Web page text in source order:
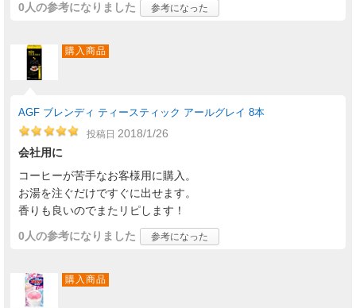
0人の参考になりました 参考になった
購入商品
AGF ブレンディ ティースティック アールグレイ 8本
投稿日 2018/1/26
会社用に
コーヒーが苦手なお客様用に購入。
お湯を注ぐだけですぐに出せます。
香りも良いのでまたリピします！
0人の参考になりました 参考になった
購入商品